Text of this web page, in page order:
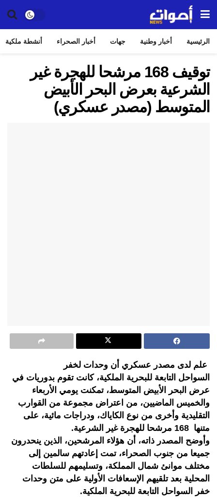
الرئيسية أخبار وطنية جهات أخبار الصحراء أنشطة ملكية
توقيف 168 مرشحا للهجرة غير
الشرعية بعرض البحر الأبيض
المتوسط (مصدر عسكري)
علم لدى مصدر عسكري أن وحدات لخفر
السواحل التابعة للبحرية الملكية، كانت تقوم بدوريات في
عرض البحر الأبيض المتوسط، تمكنت يومي الأربعاء
والخميس الماضيين، من اعتراض مجموعة من القوارب
التقليدية وأخرى من نوع الكاياك، ودراجات مائية، على
متنها 168 مرشحا للهجرة غير الشرعية.
وأوضح المصدر ذاته، أن هؤلاء المرشحين، الذين ينحدرون
جميعا من جنوب الصحراء، تمت إعادتهم سالمين إلى
مختلف موانئ شمال المملكة، وتسليمهم للسلطات
المحلية بعد تلقيهم الإسعافات الأولية على متن وحدات
خفر السواحل التابعة للبحرية الملكية.